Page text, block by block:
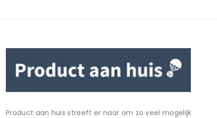
Product aan huis streeft er naar om zo veel mogelijk